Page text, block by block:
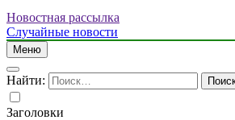
Новостная рассылка
Случайные новости
Меню
Найти:
Заголовки